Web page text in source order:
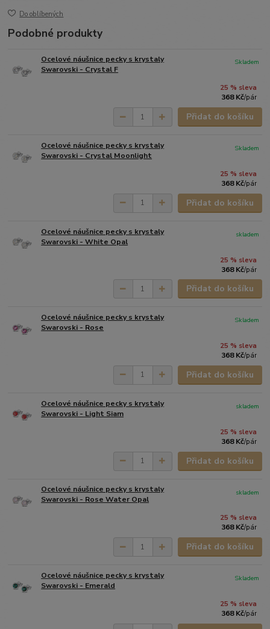
Do oblíbených
Podobné produkty
Ocelové náušnice pecky s krystaly
Swarovski - Crystal F
25 % sleva
368 Kč/pár
Skladem
Přidat do košíku
Ocelové náušnice pecky s krystaly
Swarovski - Crystal Moonlight
25 % sleva
368 Kč/pár
Skladem
Přidat do košíku
Ocelové náušnice pecky s krystaly
Swarovski - White Opal
25 % sleva
368 Kč/pár
skladem
Přidat do košíku
Ocelové náušnice pecky s krystaly
Swarovski - Rose
25 % sleva
368 Kč/pár
Skladem
Přidat do košíku
Ocelové náušnice pecky s krystaly
Swarovski - Light Siam
25 % sleva
368 Kč/pár
skladem
Přidat do košíku
Ocelové náušnice pecky s krystaly
Swarovski - Rose Water Opal
25 % sleva
368 Kč/pár
skladem
Přidat do košíku
Ocelové náušnice pecky s krystaly
Swarovski - Emerald
25 % sleva
368 Kč/pár
Skladem